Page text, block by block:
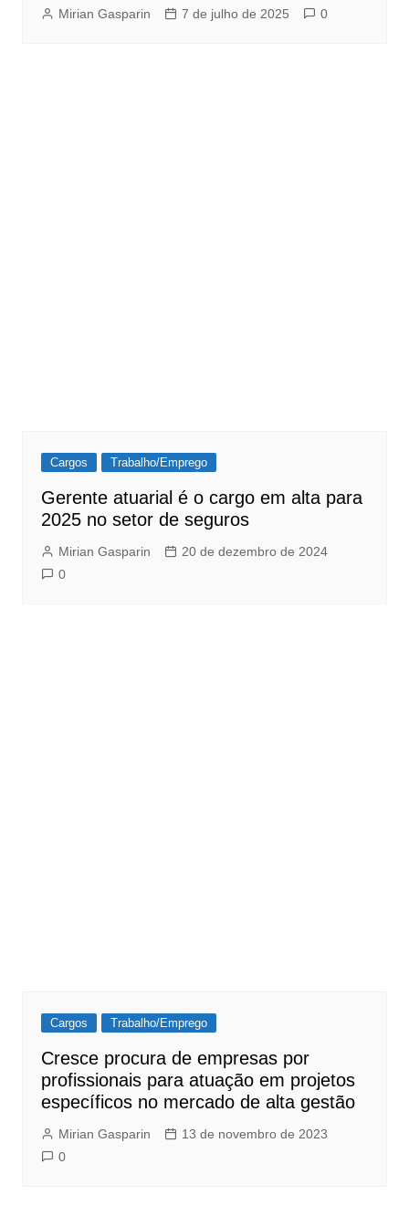
Mirian Gasparin 7 de julho de 2025 0
Cargos Trabalho/Emprego
Gerente atuarial é o cargo em alta para
2025 no setor de seguros
Mirian Gasparin
20 de dezembro de 2024
0
Cargos Trabalho/Emprego
Cresce procura de empresas por
profissionais para atuação em projetos
específicos no mercado de alta gestão
Mirian Gasparin
13 de novembro de 2023
0